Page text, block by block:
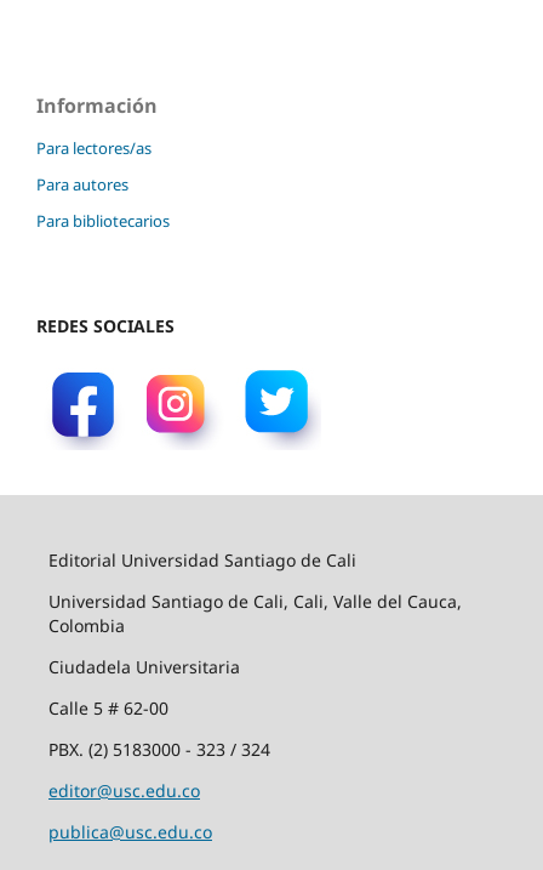
Información
Para lectores/as
Para autores
Para bibliotecarios
REDES SOCIALES
Editorial Universidad Santiago de Cali
Universidad Santiago de Cali, Cali, Valle del Cauca,
Colombia
Ciudadela Universitaria
Calle 5 # 62-00
PBX. (2) 5183000 - 323 / 324
editor@usc.edu.co
publica@usc.edu.co